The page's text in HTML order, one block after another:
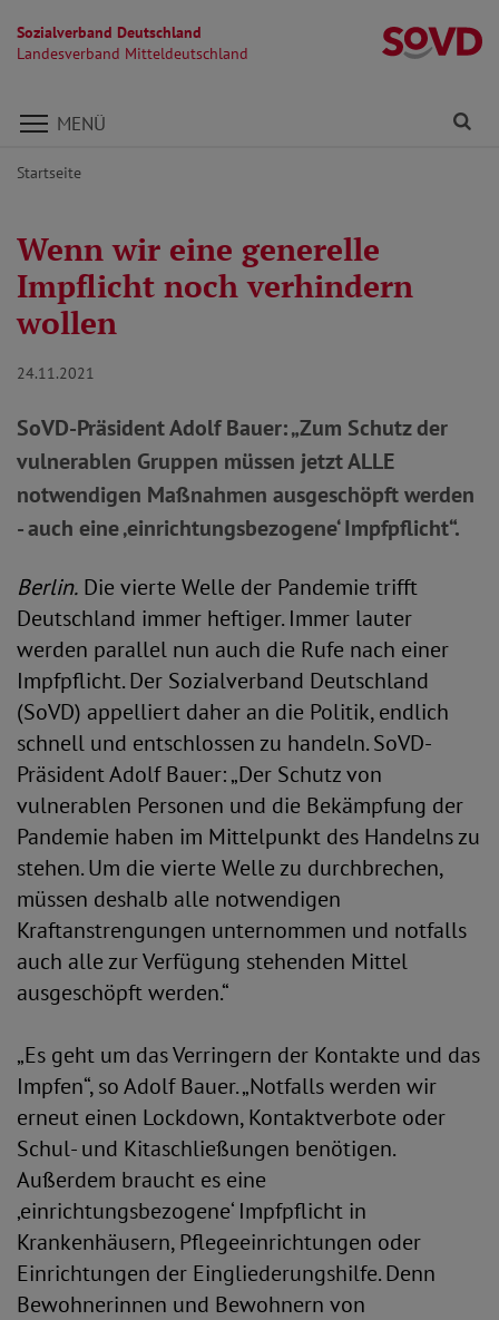
Sozialverband Deutschland
Landesverband Mitteldeutschland
Direkt zu den Inhalten springen
MENÜ
Startseite
Wenn wir eine generelle
Impflicht noch verhindern
wollen
24.11.2021
SoVD-Präsident Adolf Bauer: „Zum Schutz der
vulnerablen Gruppen müssen jetzt ALLE
notwendigen Maßnahmen ausgeschöpft werden
- auch eine ‚einrichtungsbezogene‘ Impfpflicht“.
Berlin. Die vierte Welle der Pandemie trifft
Deutschland immer heftiger. Immer lauter
werden parallel nun auch die Rufe nach einer
Impfpflicht. Der Sozialverband Deutschland
(SoVD) appelliert daher an die Politik, endlich
schnell und entschlossen zu handeln. SoVD-
Präsident Adolf Bauer: „Der Schutz von
vulnerablen Personen und die Bekämpfung der
Pandemie haben im Mittelpunkt des Handelns zu
stehen. Um die vierte Welle zu durchbrechen,
müssen deshalb alle notwendigen
Kraftanstrengungen unternommen und notfalls
auch alle zur Verfügung stehenden Mittel
ausgeschöpft werden.“
„Es geht um das Verringern der Kontakte und das
Impfen“, so Adolf Bauer. „Notfalls werden wir
erneut einen Lockdown, Kontaktverbote oder
Schul- und Kitaschließungen benötigen.
Außerdem braucht es eine
‚einrichtungsbezogene‘ Impfpflicht in
Krankenhäusern, Pflegeeinrichtungen oder
Einrichtungen der Eingliederungshilfe. Denn
Bewohnerinnen und Bewohnern von